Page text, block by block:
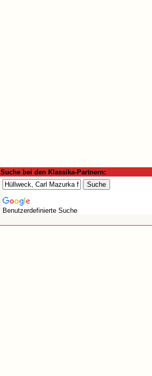
Suche bei den Klassika-Partnern:
Benutzerdefinierte Suche